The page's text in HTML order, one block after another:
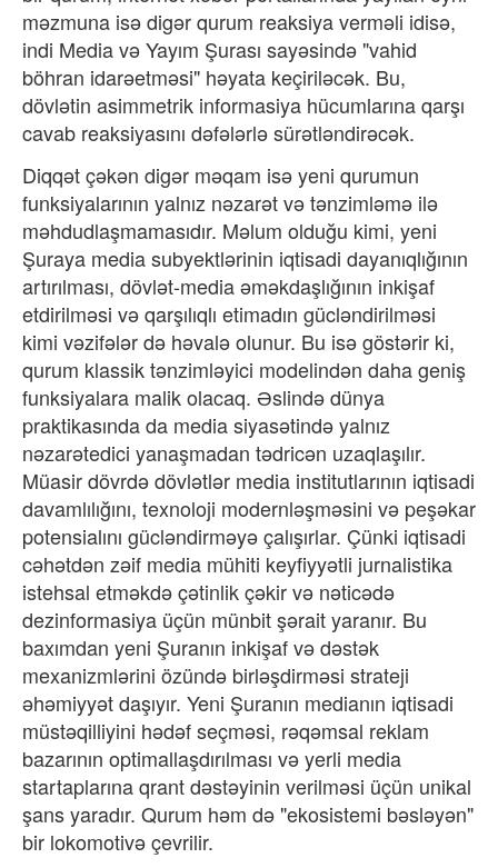
məzmuna isə digər qurum reaksiya verməli idisə,
indi Media və Yayım Şurası sayəsində "vahid
böhran idarəetməsi" həyata keçiriləcək. Bu,
dövlətin asimmetrik informasiya hücumlarına qarşı
cavab reaksiyasını dəfələrlə sürətləndirəcək.
Diqqət çəkən digər məqam isə yeni qurumun
funksiyalarının yalnız nəzarət və tənzimləmə ilə
məhdudlaşmamasıdır. Məlum olduğu kimi, yeni
Şuraya media subyektlərinin iqtisadi dayanıqlığının
artırılması, dövlət-media əməkdaşlığının inkişaf
etdirilməsi və qarşılıqlı etimadın gücləndirilməsi
kimi vəzifələr də həvalə olunur. Bu isə göstərir ki,
qurum klassik tənzimləyici modelindən daha geniş
funksiyalara malik olacaq. Əslində dünya
praktikasında da media siyasətində yalnız
nəzarətedici yanaşmadan tədricən uzaqlaşılır.
Müasir dövrdə dövlətlər media institutlarının iqtisadi
davamlılığını, texnoloji modernləşməsini və peşəkar
potensialını gücləndirməyə çalışırlar. Çünki iqtisadi
cəhətdən zəif media mühiti keyfiyyətli jurnalistika
istehsal etməkdə çətinlik çəkir və nəticədə
dezinformasiya üçün münbit şərait yaranır. Bu
baxımdan yeni Şuranın inkişaf və dəstək
mexanizmlərini özündə birləşdirməsi strateji
əhəmiyyət daşıyır. Yeni Şuranın medianın iqtisadi
müstəqilliyini hədəf seçməsi, rəqəmsal reklam
bazarının optimallaşdırılması və yerli media
startaplarına qrant dəstəyinin verilməsi üçün unikal
şans yaradır. Qurum həm də "ekosistemi bəsləyən"
bir lokomotivə çevrilir.